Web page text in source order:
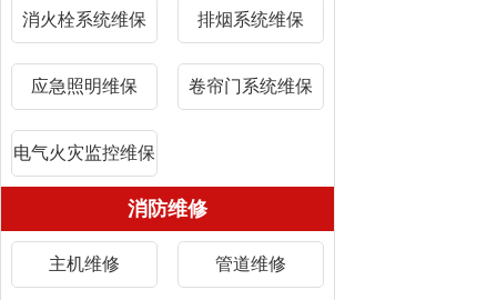
消火栓系统维保 排烟系统维保
应急照明维保 卷帘门系统维保
电气火灾监控维保
消防维修
主机维修 管道维修